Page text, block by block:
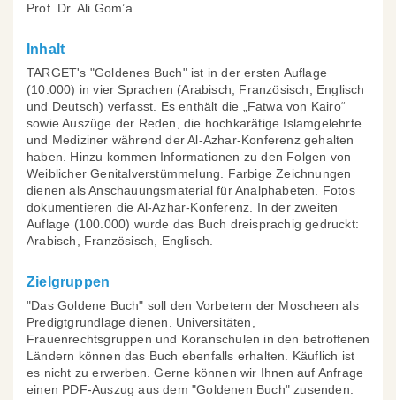
Prof. Dr. Ali Gom’a.
Inhalt
TARGET's "Goldenes Buch" ist in der ersten Auflage
(10.000) in vier Sprachen (Arabisch, Französisch, Englisch
und Deutsch) verfasst. Es enthält die „Fatwa von Kairo“
sowie Auszüge der Reden, die hochkarätige Islamgelehrte
und Mediziner während der Al-Azhar-Konferenz gehalten
haben. Hinzu kommen Informationen zu den Folgen von
Weiblicher Genitalverstümmelung. Farbige Zeichnungen
dienen als Anschauungsmaterial für Analphabeten. Fotos
dokumentieren die Al-Azhar-Konferenz. In der zweiten
Auflage (100.000) wurde das Buch dreisprachig gedruckt:
Arabisch, Französisch, Englisch.
Zielgruppen
"Das Goldene Buch" soll den Vorbetern der Moscheen als
Predigtgrundlage dienen. Universitäten,
Frauenrechtsgruppen und Koranschulen in den betroffenen
Ländern können das Buch ebenfalls erhalten. Käuflich ist
es nicht zu erwerben. Gerne können wir Ihnen auf Anfrage
einen PDF-Auszug aus dem "Goldenen Buch" zusenden.